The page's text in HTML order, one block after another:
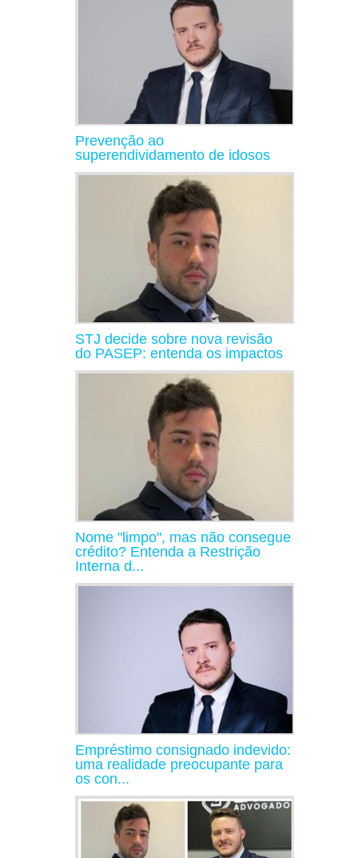
Prevenção ao
superendividamento de idosos
STJ decide sobre nova revisão
do PASEP: entenda os impactos
Nome "limpo", mas não consegue
crédito? Entenda a Restrição
Interna d...
Empréstimo consignado indevido:
uma realidade preocupante para
os con...